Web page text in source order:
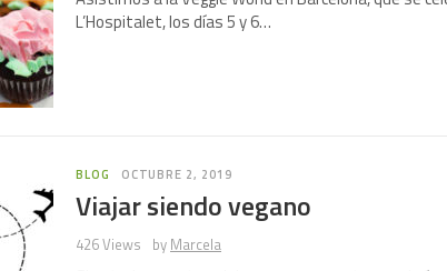
L’Hospitalet, los días 5 y 6…
BLOG OCTUBRE 2, 2019
Viajar siendo vegano
426 Views by Marcela